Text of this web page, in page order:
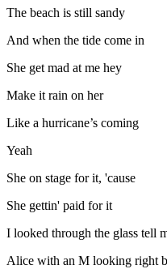
The beach is still sandy
And when the tide come in
She get mad at me hey
Make it rain on her
Like a hurricane’s coming
Yeah
She on stage for it, 'cause
She gettin' paid for it
I looked through the glass tell
Alice with an M looking right